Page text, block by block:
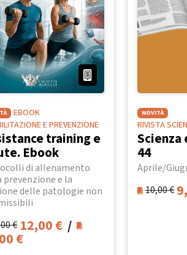
EBOOK
E PREVENZIONE
training e
Ebook
di allenamento
prevenzione e la
delle patologie non
€ 12,00€ /
€
NOVITÀ
RIVISTA
Scienza
44
Aprile/
10,00€